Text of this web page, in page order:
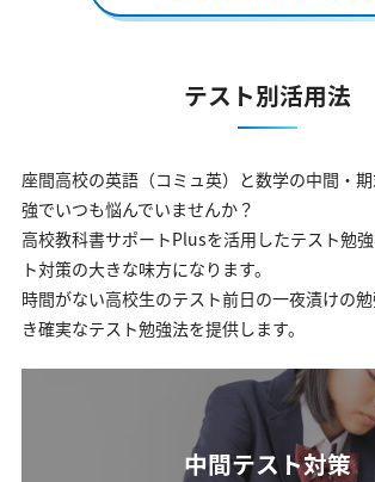
テスト別活用法
座間高校の英語（コミュ英）と数学の中間・
強でいつも悩んでいませんか？
高校教科書サポートPlusを活用したテスト勉
ト対策の大きな味方になります。
時間がない高校生のテスト前日の一夜漬けの
き確実なテスト勉強法を提供します。
中間テスト対策